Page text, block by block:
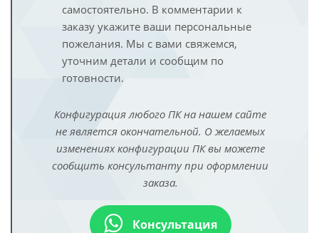
самостоятельно. В комментарии к
заказу укажите ваши персональные
пожелания. Мы с вами свяжемся,
уточним детали и сообщим по
готовности.
Конфигурация любого ПК на нашем сайте
не является окончательной. О желаемых
изменениях конфигурации ПК вы можете
сообщить консультанту при оформлении
заказа.
Консультация